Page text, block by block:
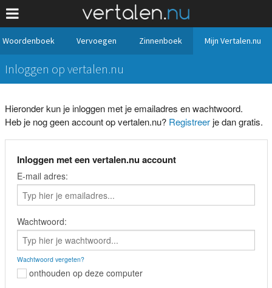
Woordenboek Vervoegen Zinnenboek Mijn Vertalen.nu
Inloggen op vertalen.nu
Hieronder kun je inloggen met je emailadres en wachtwoord.
Heb je nog geen account op vertalen.nu? Registreerje dan gratis.
Inloggen met een vertalen.nu account
E-mail adres:
Wachtwoord:
Wachtwoord vergeten?
onthouden op deze computer